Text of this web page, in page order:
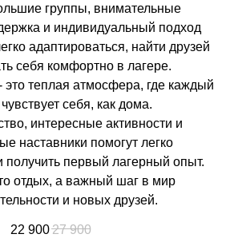
группы, внимательные
и индивидуальный подход
адаптироваться, найти друзей
себя комфортно в лагере.
это теплая атмосфера, где каждый
себя, как дома.
интересные активности и
наставники помогут легко
получить первый лагерный опыт.
отдых, а важный шаг в мир
и новых друзей.
22 90027 900